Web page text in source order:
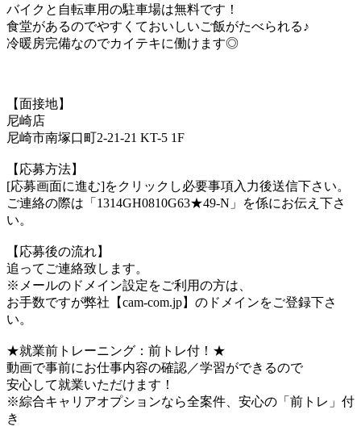
バイクと自転車用の駐車場は無料です！
食堂があるのでやすくておいしいご飯がたべられる♪
冷暖房完備なのでカイテキに働けます◎
【面接地】
尼崎店
尼崎市南塚口町2-21-21 KT-5 1F
【応募方法】
[応募画面に進む]をクリックし必要事項入力後送信下さい。
ご連絡の際は「1314GH0810G63★49-N」を係にお伝え下さ
い。
【応募後の流れ】
追ってご連絡致します。
※メールのドメイン設定をご利用の方は、
お手数ですが弊社【cam-com.jp】のドメインをご登録下さ
い。
★就業前トレーニング：前トレ付！★
動画で事前にお仕事内容の確認／学習ができるので
安心して就業いただけます！
※綜合キャリアオプションなら全案件、安心の「前トレ」付
き